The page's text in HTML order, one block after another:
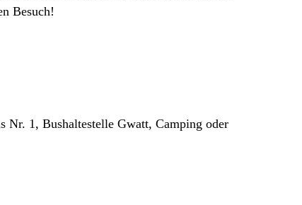
Besuch!
Nr. 1, Bushaltestelle Gwatt, Camping oder